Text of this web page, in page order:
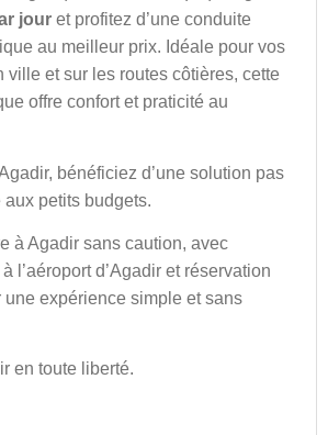
jour et profitez d’une conduite
au meilleur prix. Idéale pour vos
ville et sur les routes côtières, cette
offre confort et praticité au
bénéficiez d’une solution pas
petits budgets.
à Agadir sans caution, avec
l’aéroport d’Agadir et réservation
une expérience simple et sans
en toute liberté.